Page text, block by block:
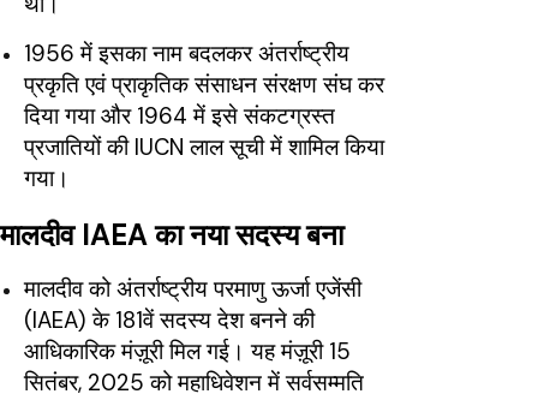
1956 में इसका नाम बदलकर अंतर्राष्ट्रीय
प्रकृति एवं प्राकृतिक संसाधन संरक्षण संघ कर
दिया गया और 1964 में इसे संकटग्रस्त
प्रजातियों की IUCN लाल सूची में शामिल किया
गया।
मालदीव IAEA का नया सदस्य बना
मालदीव को अंतर्राष्ट्रीय परमाणु ऊर्जा एजेंसी
(IAEA) के 181वें सदस्य देश बनने की
आधिकारिक मंज़ूरी मिल गई। यह मंज़ूरी 15
सितंबर, 2025 को महाधिवेशन में सर्वसम्मति